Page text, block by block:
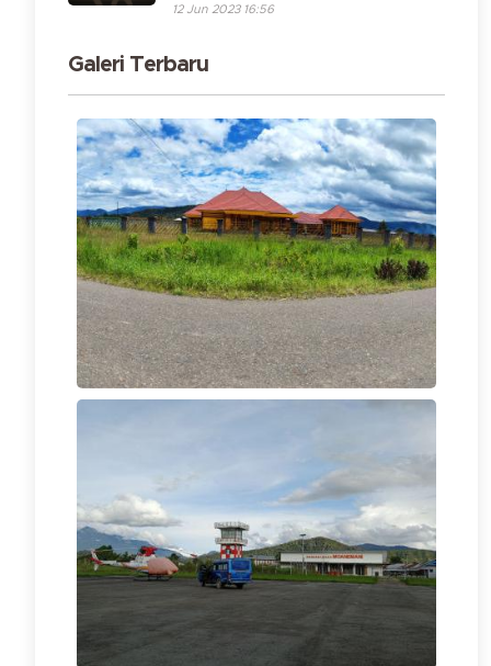
12 Jun 2023 16:56
Galeri Terbaru